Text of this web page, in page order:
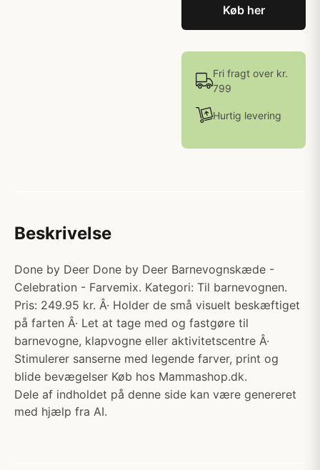
Køb her
Fri fragt over kr.
799
Hurtig levering
Beskrivelse
Done by Deer Done by Deer Barnevognskæde -
Celebration - Farvemix. Kategori: Til barnevognen.
Pris: 249.95 kr. Â· Holder de små visuelt beskæftiget
på farten Â· Let at tage med og fastgøre til
barnevogne, klapvogne eller aktivitetscentre Â·
Stimulerer sanserne med legende farver, print og
blide bevægelser Køb hos Mammashop.dk.
Dele af indholdet på denne side kan være genereret
med hjælp fra AI.